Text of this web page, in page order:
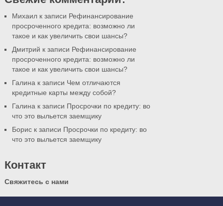
Михаилк записи Рефинансирование
просроченного кредита: возможно ли
такое и как увеличить свои шансы?
Дмитрий к записи Рефинансирование
просроченного кредита: возможно ли
такое и как увеличить свои шансы?
Галина к записи Чем отличаются
кредитные карты между собой?
Галина к записи Просрочки по кредиту: во
что это выльется заемщику
Бориск записи Просрочки по кредиту: во
что это выльется заемщику
Контакт
Свяжитесь с нами